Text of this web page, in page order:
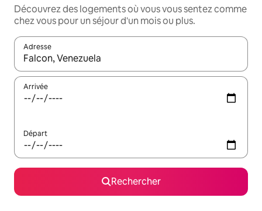
Découvrez des logements où vous vous sentez comme
chez vous pour un séjour d'un mois ou plus.
Adresse
Lorsque les résultats s'affichent, utilisez les flèches vers le
Arrivée
Départ
Rechercher